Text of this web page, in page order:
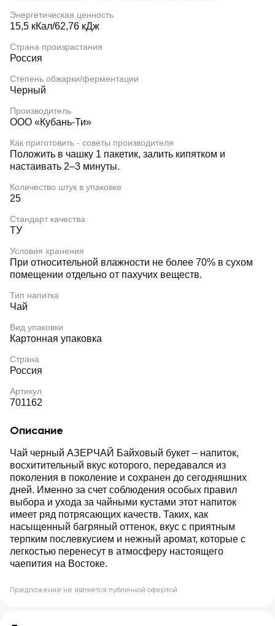
Энергетическая ценность
15,5 кКал/62,76 кДж
Страна произрастания
Россия
Степень обжарки/ферментации
Черный
Производитель
ООО «Кубань-Ти»
Как приготовить - советы производителя
Положить в чашку 1 пакетик, залить кипятком и
настаивать 2–3 минуты.
Количество штук в упаковке
25
Стандарт качества
ТУ
Условия хранения
При относительной влажности не более 70% в сухом
помещении отдельно от пахучих веществ.
Тип напитка
Чай
Вид упаковки
Картонная упаковка
Страна
Россия
Артикул
701162
Описание
Чай черный АЗЕРЧАЙ Байховый букет – напиток,
восхитительный вкус которого, передавался из
поколения в поколение и сохранен до сегодняшних
дней. Именно за счет соблюдения особых правил
выбора и ухода за чайными кустами этот напиток
имеет ряд потрясающих качеств. Таких, как
насыщенный багряный оттенок, вкус с приятным
терпким послевкусием и нежный аромат, которые с
легкостью перенесут в атмосферу настоящего
чаепития на Востоке.
Предложение не является публичной офертой